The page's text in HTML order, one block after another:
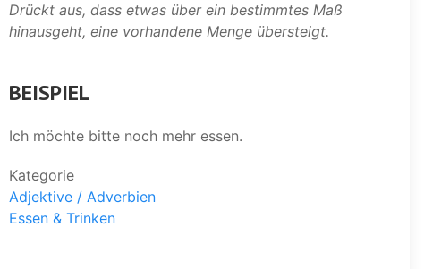
Drückt aus, dass etwas über ein bestimmtes Maß
hinausgeht, eine vorhandene Menge übersteigt.
BEISPIEL
Ich möchte bitte noch mehr essen.
Kategorie
Adjektive / Adverbien
Essen & Trinken